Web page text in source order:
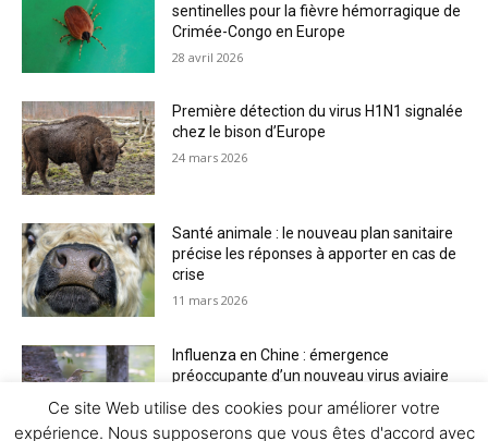
sentinelles pour la fièvre hémorragique de
Crimée-Congo en Europe
28 avril 2026
Première détection du virus H1N1 signalée
chez le bison d’Europe
24 mars 2026
Santé animale : le nouveau plan sanitaire
précise les réponses à apporter en cas de
crise
11 mars 2026
Influenza en Chine : émergence
préoccupante d’un nouveau virus aviaire
Ce site Web utilise des cookies pour améliorer votre
expérience. Nous supposerons que vous êtes d'accord avec